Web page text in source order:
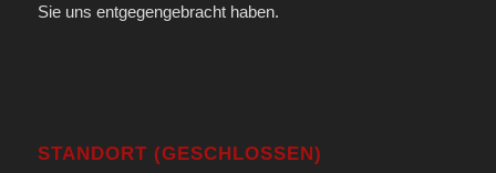
Sie uns entgegengebracht haben.
STANDORT (GESCHLOSSEN)